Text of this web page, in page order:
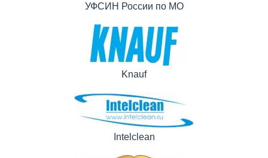
УФСИН России по МО
Knauf
Intelclean